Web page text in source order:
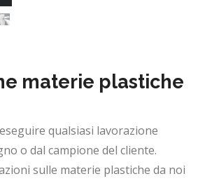
materie plastiche
qualsiasi lavorazione
o dal campione del cliente.
sulle materie plastiche da noi